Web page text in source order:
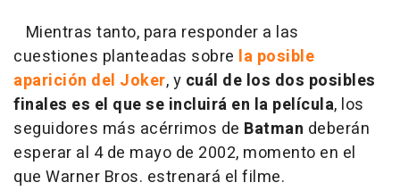
Mientras tanto, para responder a las
cuestiones planteadas sobre la posible
aparición del Joker, y cuál de los dos posibles
finales es el que se incluirá en la película, los
seguidores más acérrimos de Batman deberán
esperar al 4 de mayo de 2002, momento en el
que Warner Bros. estrenará el filme.